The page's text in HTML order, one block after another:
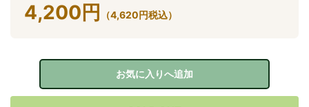
4,200 円 （4,620円税込）
お気に入りへ追加